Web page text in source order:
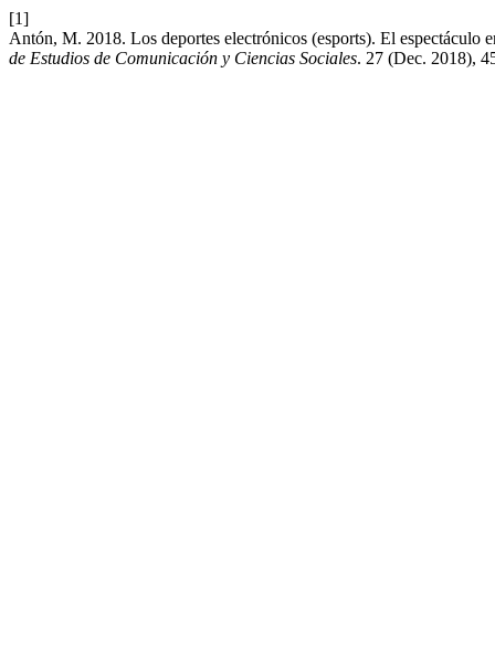
[1]
Antón, M. 2018. Los deportes electrónicos (esports). El espectáculo
de Estudios de Comunicación y Ciencias Sociales. 27 (Dec. 2018),